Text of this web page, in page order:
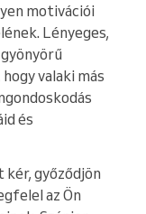
motivációi
Lényeges,
valaki más
és
kér, győződjön
az Ön